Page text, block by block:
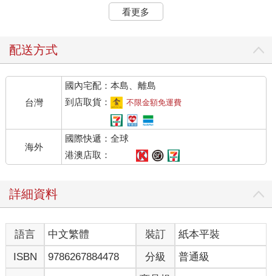
除了有火車、高鐵、捷運三鐵共構外，還有龐大的地下街跟百貨
商場，第一次到這裡的遊客，一下車就會被眼前錯綜複雜的指示
哪裡走，就算找到正確的驗票口，想要離開祈安車站這個地下迷
正式開始。
祈安車站通往地面的出口總共有幾個？沒有人真正算過，除了車
站本身的出口外，還有從地下街延伸出去的出口，每個出口都由
數字跟英文字母相互搭配，少說也有好幾十個。
就算是綺媚這樣從小在祈安市長大的人，每次來到祈安車站時還
是會迷路，至於那些出口編號，她更是一個都記不住。
還好，只要從月臺的西出口出去，綺媚就能看到救星了，那是在
祈安車站這個巨大的地下迷宮裡，她唯一認得的路標。
大名鼎鼎的「方塊人」。
「方塊人」的身體看上去就像一般的塑膠假人，頭部則是一個巨
大的正方形，乍看之下，它的頭部就像一個巨大的魔術方塊，每
一面都被分成3╳3的格子。
但印在那些格子上的並不是紅、藍、綠這些色塊，而是真實的人
類五官，每一格裡都印著眼睛、鼻子跟嘴巴等人類臉上的器官，
看更多
配送方式
台灣
國內宅配：本島、離島
到店取貨：
不限金額免運費
海外
國際快遞：全球
港澳店取：
詳細資料
語言 中文繁體 裝訂
紙本平裝
ISBN
9786267884478 分級
普通級